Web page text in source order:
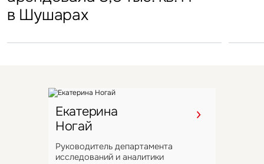
в Шушарах
проекте Space 1
Екатерина
Ногай
Руководитель департамента
исследований и аналитики